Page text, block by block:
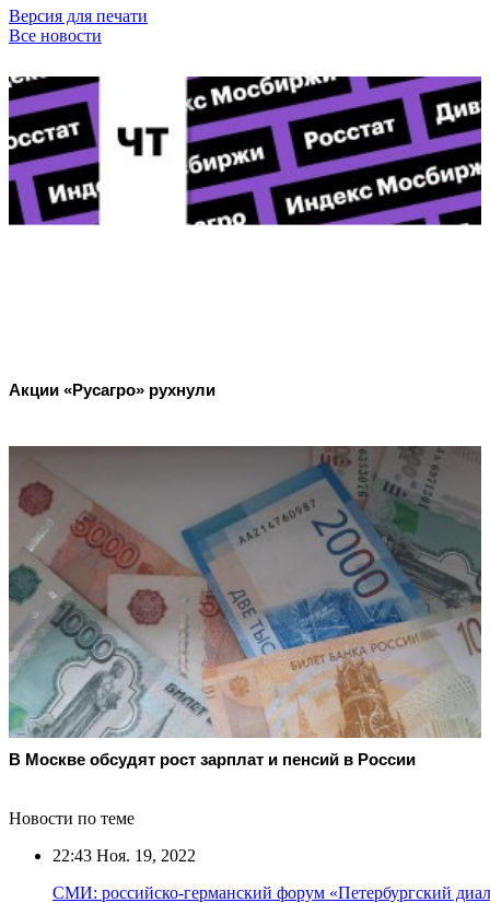
Версия для печати
Все новости
Акции «Русагро» рухнули
В Москве обсудят рост зарплат и пенсий в России
Новости по теме
22:43 Ноя. 19, 2022
СМИ: российско-германский форум «Петербургский